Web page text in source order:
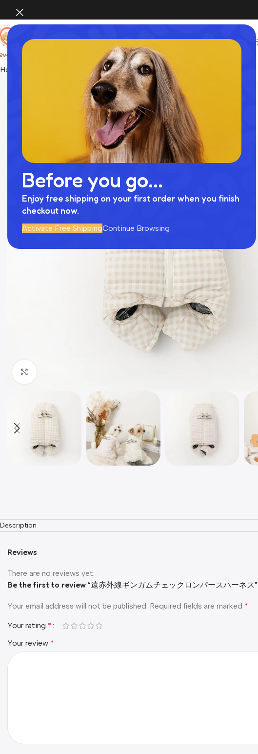
Before you go...
Enjoy free shipping on your first order when you finish
checkout now.
Activate Free ShippingContinue Browsing
ホーム
Home 遠赤外線ギンガムチェックロンパースハーネス
Description
Reviews
There are no reviews yet.
Be the first to review “遠赤外線ギンガムチェックロンパースハーネス”
Your email address will not be published. Required fields are marked *
Your rating *
Your review *